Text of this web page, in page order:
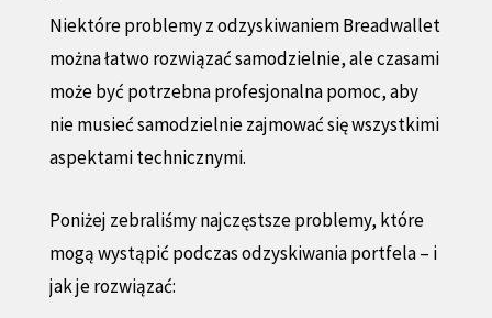
Niektóre problemy z odzyskiwaniem Breadwallet
można łatwo rozwiązać samodzielnie, ale czasami
może być potrzebna profesjonalna pomoc, aby
nie musieć samodzielnie zajmować się wszystkimi
aspektami technicznymi.
Poniżej zebraliśmy najczęstsze problemy, które
mogą wystąpić podczas odzyskiwania portfela – i
jak je rozwiązać: